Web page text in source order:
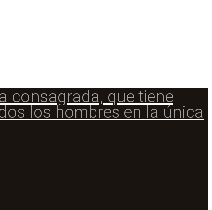
consagrada, que tiene
los hombres en la única